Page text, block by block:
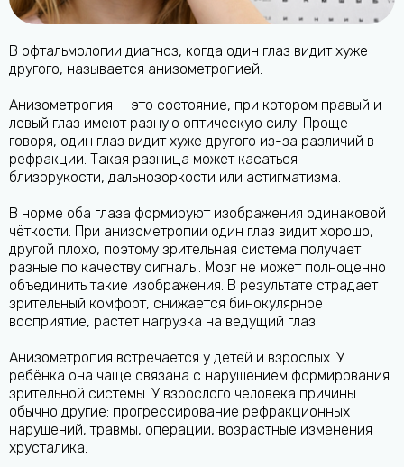
В офтальмологии диагноз, когда один глаз видит хуже
другого, называется анизометропией.
Анизометропия — это состояние, при котором правый и
левый глаз имеют разную оптическую силу. Проще
говоря, один глаз видит хуже другого из-за различий в
рефракции. Такая разница может касаться
близорукости, дальнозоркости или астигматизма.
В норме оба глаза формируют изображения одинаковой
чёткости. При анизометропии один глаз видит хорошо,
другой плохо, поэтому зрительная система получает
разные по качеству сигналы. Мозг не может полноценно
объединить такие изображения. В результате страдает
зрительный комфорт, снижается бинокулярное
восприятие, растёт нагрузка на ведущий глаз.
Анизометропия встречается у детей и взрослых. У
ребёнка она чаще связана с нарушением формирования
зрительной системы. У взрослого человека причины
обычно другие: прогрессирование рефракционных
нарушений, травмы, операции, возрастные изменения
хрусталика.